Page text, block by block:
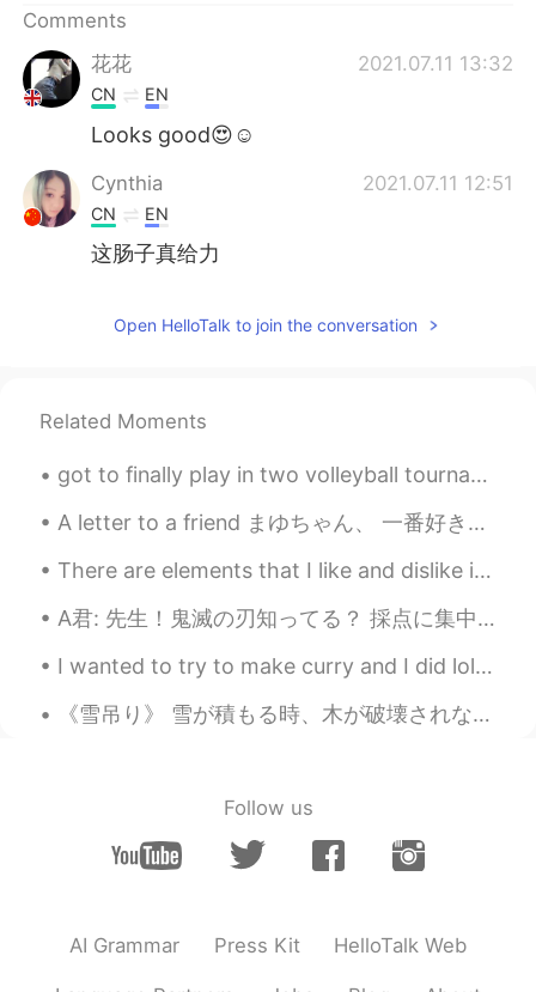
Indonesia
Türkçe
Português
Comments
花花
2021.07.11 13:32
CN EN
Looks good😍☺
Cynthia 2021.07.11 12:51
CN EN
这肠子真给力
Open HelloTalk to join the conversation
Related Moments
got to finally play in two volleyball tournaments over the weekend!!! so happy to be able to play...
A letter to a friend まゆちゃん、 一番好きな友人は大学に出発するという噂を聞いた！いいえ！大好きだよ！私たちは一緒にたくさん経験がありました。例えば、こたつルームに勉強...
There are elements that I like and dislike in each. 😊 I completely have an obsession with interio...
A君: 先生！鬼滅の刃知ってる？ 採点に集中してるふりしてるエル: ん？なに？ A君: 鬼滅の刃！ エル:ん？羊の前歯？ A君: ...違うよ！先生、聞いて！鬼滅の刃！ エル: だからなんで羊の...
I wanted to try to make curry and I did lol but I used pork instead of beef and I used noodles in...
《雪吊り》 雪が積もる時、木が破壊されないための予防作用である。 雪国から雪国へ来たにしても、こんな飾り？保護？初めてみた。山形のとごに行っても、どこ見ても、必ず雪吊りがいっぱいで、付ける...
Follow us
AI Grammar Press Kit HelloTalk Web